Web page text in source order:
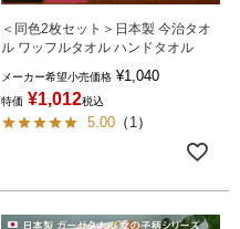
＜同色2枚セット＞日本製 今治タオ
ル ワッフルタオル ハンドタオル
メーカー希望小売価格 ¥1,040
特価 ¥1,012税込
5.00 （ 1 ）